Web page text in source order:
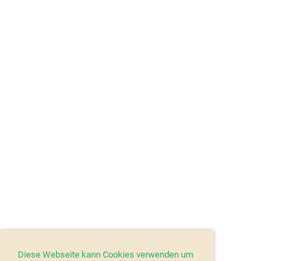
Diese Webseite kann Cookies verwenden um